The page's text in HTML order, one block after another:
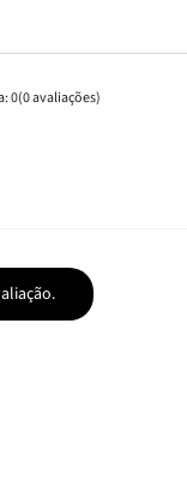
0(0 avaliações)